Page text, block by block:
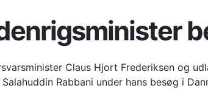
Claus Hjort Frederiksen og
Rabbani under hans besøg i